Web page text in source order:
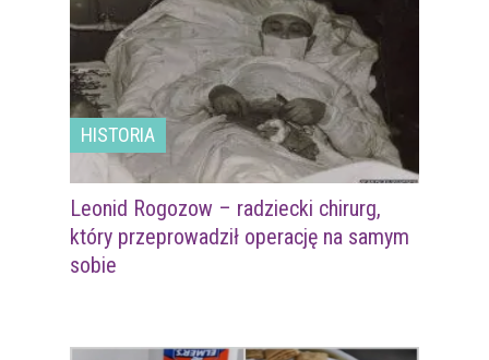
HISTORIA
Leonid Rogozow – radziecki chirurg,
który przeprowadził operację na samym
sobie